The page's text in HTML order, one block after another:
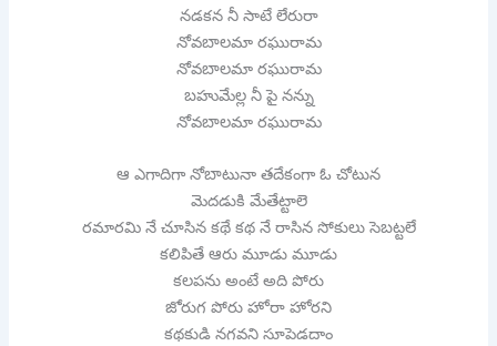
నడకన నీ సాటే లేరురా
నోవబాలమా రఘురామ
నోవబాలమా రఘురామ
బహుమేల్ల నీ పై నన్ను
నోవబాలమా రఘురామ
ఆ ఎగాదిగా నోబాటునా తదేకంగా ఓ చోటున
మెదడుకి మేతేట్టాలె
రమారమి నే చూసిన కథే కథ నే రాసిన సోకులు సెబట్టలే
కలిపితే ఆరు మూడు మూడు
కలపను అంటే అది పోరు
జోరుగ పోరు హోరా హోరని
కథకుడి నగవని సూపెడదాం